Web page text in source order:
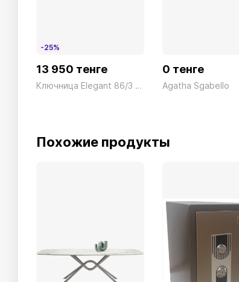
-25%
13 950 тенге
Ключница Elegant 86/3 84ключа Technomax 6кг
0 тенге
Agatha Sgabello
Похожие продукты